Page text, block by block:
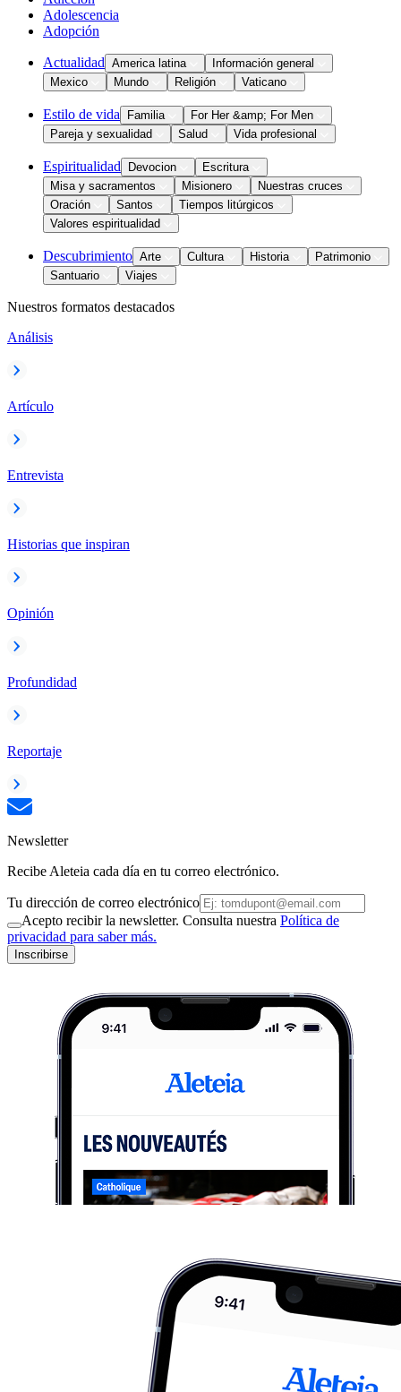
Adolescencia
Adopción
Actualidad America latina
Información general
Mexico
Mundo Religión Vaticano
Estilo de vida Familia
For Her &amp; For Men
Pareja y sexualidad
Salud Vida profesional
Espiritualidad Devocion
Escritura
Misa y sacramentos
Misionero
Nuestras cruces
Oración
Santos
Tiempos litúrgicos
Valores espiritualidad
Descubrimiento Arte Cultura Historia
Patrimonio
Santuario
Viajes
Nuestros formatos destacados
Análisis
Artículo
Entrevista
Historias que inspiran
Opinión
Profundidad
Reportaje
Newsletter
Recibe Aleteia cada día en tu correo electrónico.
Tu dirección de correo electrónico
Acepto recibir la newsletter. Consulta nuestra Política de
privacidad para saber más.
Inscribirse